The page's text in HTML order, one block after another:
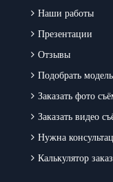
Наши работы
Презентации
Отзывы
Подобрать модель
Заказать фото
Заказать видео
Нужна
Калькулятор